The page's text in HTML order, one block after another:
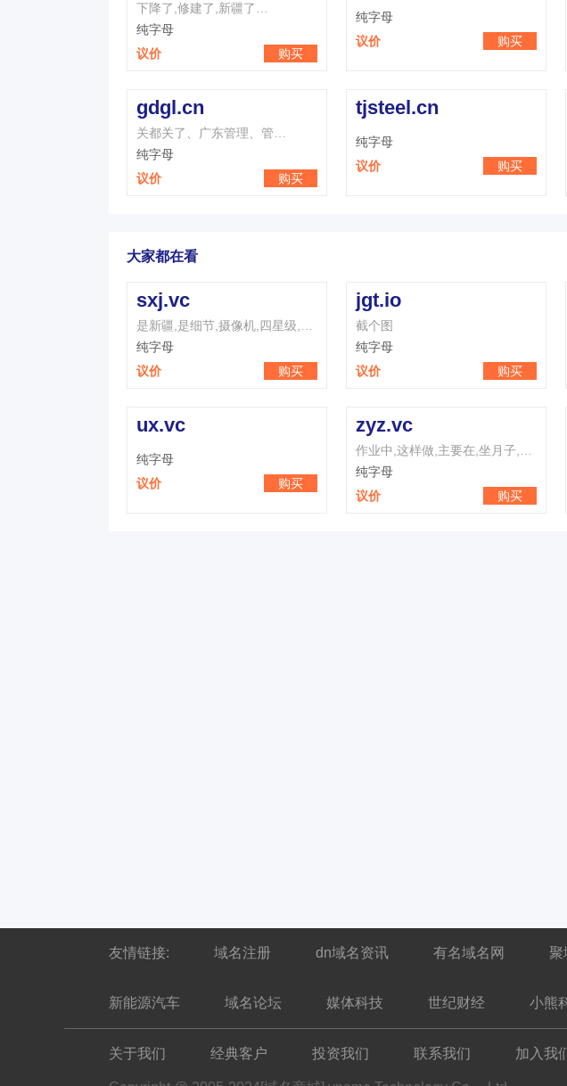
下降了,修建了,新疆了…
纯字母
议价
购买
纯字母
议价
购买
gdgl.cn
关都关了、广东管理、管…
纯字母
议价
购买
tjsteel.cn
纯字母
议价
购买
大家都在看
sxj.vc
纯字母
议价
购买
jgt.io
截个图
纯字母
议价
购买
ux.vc
纯字母
议价
购买
zyz.vc
纯字母
议价
购买
友情链接: 域名注册 dn域名资讯 有名域名网 聚
新能源汽车 域名论坛 媒体科技 世纪财经 小熊
关于我们 经典客户 投资我们 联系我们 加入我